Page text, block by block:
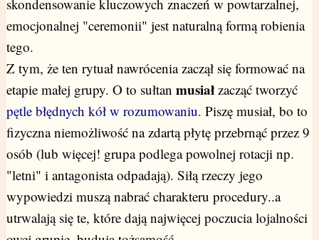
skondensowanie kluczowych znaczeń w powtarzalnej,
emocjonalnej "ceremonii" jest naturalną formą robienia
tego.
Z tym, że ten rytuał nawrócenia zaczął się formować na
etapie małej grupy. O to sułtan musiałzacząć tworzyć
pętle błędnych kół w rozumowaniu. Piszę musiał, bo to
fizyczna niemożliwość na zdartą płytę przebrnąć przez 9
osób (lub więcej! grupa podlega powolnej rotacji np.
"letni" i antagonista odpadają). Siłą rzeczy jego
wypowiedzi muszą nabrać charakteru procedury..a
utrwalają się te, które dają najwięcej poczucia lojalności